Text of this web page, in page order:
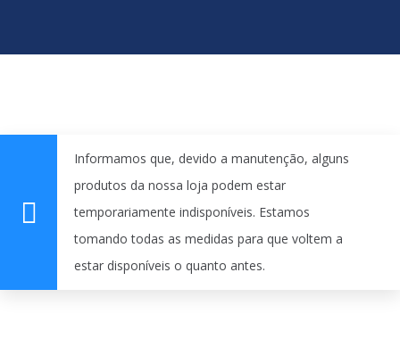
Informamos que, devido a manutenção, alguns
produtos da nossa loja podem estar
temporariamente indisponíveis. Estamos
tomando todas as medidas para que voltem a
estar disponíveis o quanto antes.